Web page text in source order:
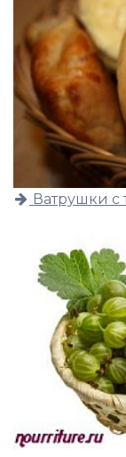
Ватрушки с